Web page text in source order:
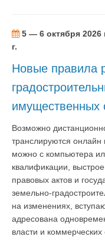
5 — 6 октября 2026
г.
Новые правила
имущественных
Возможно
транслируются онлайн
можно с компьютера
квалификации,
правовых актов и
земельно-
на изменениях,
адресована
власти и коммерческих